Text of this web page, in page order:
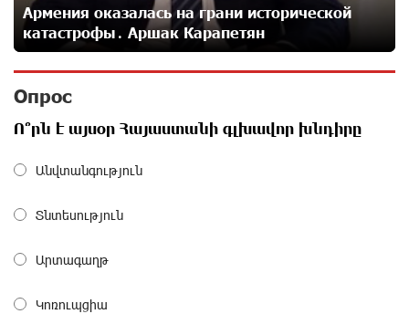
27 дней назад
выгодным инвестиционным предложением
имени пенсионных фондов
Армения оказалась на грани исторической
катастрофы․ Аршак Карапетян
Опрос
Ո՞րն է այսօր Հայաստանի գլխավոր խնդիրը
Անվտանգություն
Տնտեսություն
Արտագաղթ
Կոռուպցիա